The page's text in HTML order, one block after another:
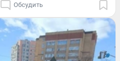
Обсудить